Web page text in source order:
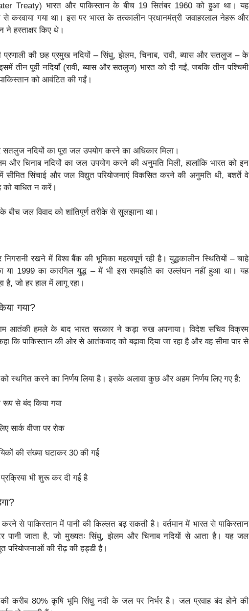
Treaty) भारत और पाकिस्तान के बीच 19 सितंबर 1960 को हुआ था। यह
से करवाया गया था। इस पर भारत के तत्कालीन प्रधानमंत्री जवाहरलाल नेहरू और
ने हस्ताक्षर किए थे।
की छह प्रमुख नदियों – सिंधु, झेलम, चिनाब, रावी, ब्यास और सतलुज – के
तीन पूर्वी नदियाँ (रावी, ब्यास और सतलुज) भारत को दी गईं, जबकि तीन पश्चिमी
को आवंटित की गईं।
सतलुज नदियों का पूरा जल उपयोग करने का अधिकार मिला।
और चिनाब नदियों का जल उपयोग करने की अनुमति मिली, हालांकि भारत को इन
सीमित सिंचाई और जल विद्युत परियोजनाएं विकसित करने की अनुमति थी, बशर्ते वे
को बाधित न करें।
बीच जल विवाद को शांतिपूर्ण तरीके से सुलझाना था।
रखने में विश्व बैंक की भूमिका महत्वपूर्ण रही है। युद्धकालीन स्थितियों – चाहे
या 1999 का कारगिल युद्ध – में भी इस समझौते का उल्लंघन नहीं हुआ था। यह
है, जो हर हाल में लागू रहा।
गया?
आतंकी हमले के बाद भारत सरकार ने कड़ा रुख अपनाया। विदेश सचिव विक्रम
कि पाकिस्तान की ओर से आतंकवाद को बढ़ावा दिया जा रहा है और वह सीमा पार से
स्थगित करने का निर्णय लिया है। इसके अलावा कुछ और अहम निर्णय लिए गए हैं:
रूप से बंद किया गया
सार्क वीजा पर रोक
की संख्या घटाकर 30 की गई
भी शुरू कर दी गई है
करने से पाकिस्तान में पानी की किल्लत बढ़ सकती है। वर्तमान में भारत से पाकिस्तान
पानी जाता है, जो मुख्यतः सिंधु, झेलम और चिनाब नदियों से आता है। यह जल
परियोजनाओं की रीढ़ की हड्डी है।
करीब 80% कृषि भूमि सिंधु नदी के जल पर निर्भर है। जल प्रवाह बंद होने की